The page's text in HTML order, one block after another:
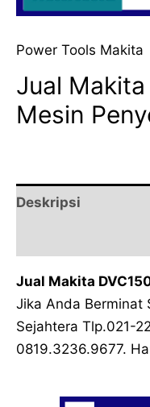
Power Tools Makita
Jual Makita
Mesin
Deskripsi
Jual Makita
Jika Anda Berminat
Sejahtera Tlp.021-
0819.3236.9677.